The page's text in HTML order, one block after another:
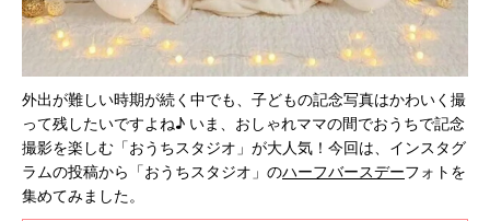
外出が難しい時期が続く中でも、子どもの記念写真はかわいく撮
って残したいですよね♪ いま、おしゃれママの間でおうちで記念
撮影を楽しむ「おうちスタジオ」が大人気！今回は、インスタグ
ラムの投稿から「おうちスタジオ」のハーフバースデーフォトを
集めてみました。